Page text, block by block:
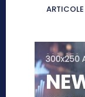
ARTICOLE